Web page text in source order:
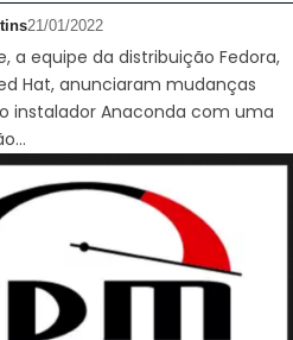
21/01/2022
a equipe da distribuição Fedora,
Hat, anunciaram mudanças
instalador Anaconda com uma